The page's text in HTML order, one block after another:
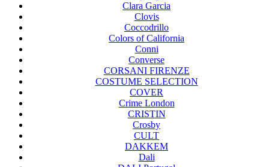
Clara Garcia
Clovis
Coccodrillo
Colors of California
Conni
Converse
CORSANI FIRENZE
COSTUME SELECTION
COVER
Crime London
CRISTIN
Crosby
CULT
DAKKEM
Dali